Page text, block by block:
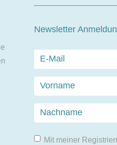
Newsletter
Mit meiner